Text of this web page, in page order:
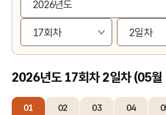
2026년도 17회차 2일차 (05월
01 02 03 04